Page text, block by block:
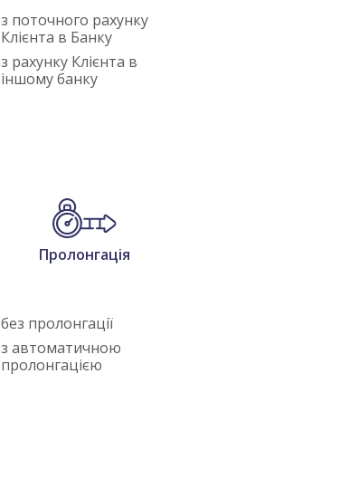
з поточного рахунку
Клієнта в Банку
з рахунку Клієнта в
іншому банку
Пролонгація
без пролонгації
з автоматичною
пролонгацією